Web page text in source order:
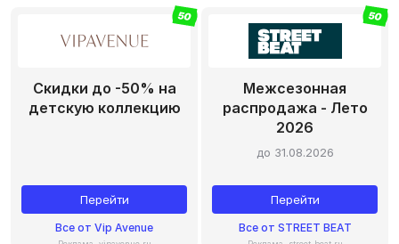
50
Скидки до -50% на
детскую коллекцию
Перейти
Все от Vip Avenue
50
Межсезонная
распродажа - Лето
2026
до 31.08.2026
Перейти
Все от STREET BEAT